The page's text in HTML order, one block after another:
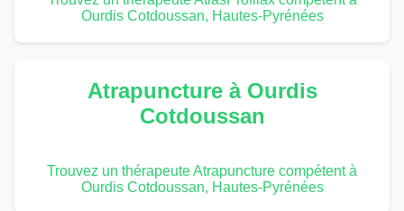
Ourdis Cotdoussan, Hautes-Pyrénées
Atrapuncture à Ourdis
Cotdoussan
Trouvez un thérapeute Atrapuncture compétent à
Ourdis Cotdoussan, Hautes-Pyrénées